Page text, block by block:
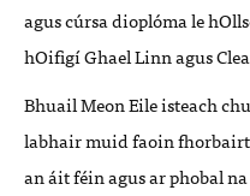
agus cúrsa dioplóma le
hOifigí Ghael Linn agus
Bhuail Meon Eile isteach
labhair muid faoin
an áit féin agus ar phobal